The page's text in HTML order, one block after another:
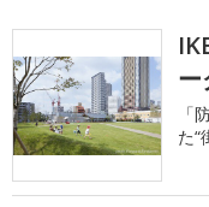
ー
「
た“